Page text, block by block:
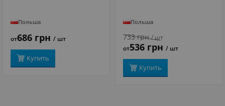
Польша
от686 грн / шт
Купить
Польша
733 грн/ шт
от536 грн / шт
Купить